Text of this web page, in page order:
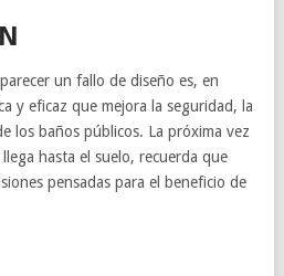
un fallo de diseño es, en
y eficaz que mejora la seguridad, la
los baños públicos. La próxima vez
hasta el suelo, recuerda que
pensadas para el beneficio de